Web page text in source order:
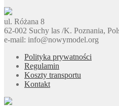
ul. Różana 8
62-002 Suchy las /K. Poznania,
e-mail: info@nowymodel.org
Polityka prywatności
Regulamin
Koszty transportu
Kontakt